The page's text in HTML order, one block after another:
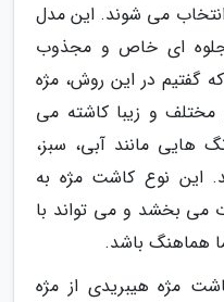
می شوند. این مدل
ای خاص و مجذوب
گفتیم در این روش، مژه
و زیبا کاشته می
هایی مانند آبی، سبز،
این نوع کاشت مژه به
می بخشد و می تواند با
هماهنگ باشد.
مژه هیبریدی از مژه